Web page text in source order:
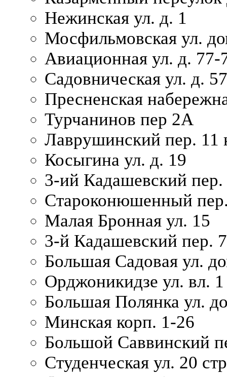
Нежинская ул. д. 1
Мосфильмовская ул.
Авиационная ул. д. 77-
Садовническая ул. д.
Пресненская
Турчанинов пер 2А
Лаврушинский пер. 11
Косыгина ул. д. 19
3-ий Кадашевский пер.
Староконюшенный
Малая Бронная ул. 15
3-й Кадашевский пер.
Большая Садовая ул.
Орджоникидзе ул. вл. 1
Большая Полянка ул.
Минская корп. 1-26
Большой Саввинский
Студенческая ул. 20